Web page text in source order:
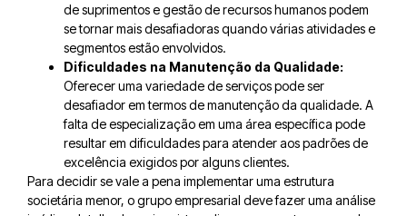
de suprimentos e gestão de recursos humanos podem
se tornar mais desafiadoras quando várias atividades e
segmentos estão envolvidos.
Dificuldades na Manutenção da Qualidade:
Oferecer uma variedade de serviços pode ser
desafiador em termos de manutenção da qualidade. A
falta de especialização em uma área específica pode
resultar em dificuldades para atender aos padrões de
excelência exigidos por alguns clientes.
Para decidir se vale a pena implementar uma estrutura
societária menor, o grupo empresarial deve fazer uma análise